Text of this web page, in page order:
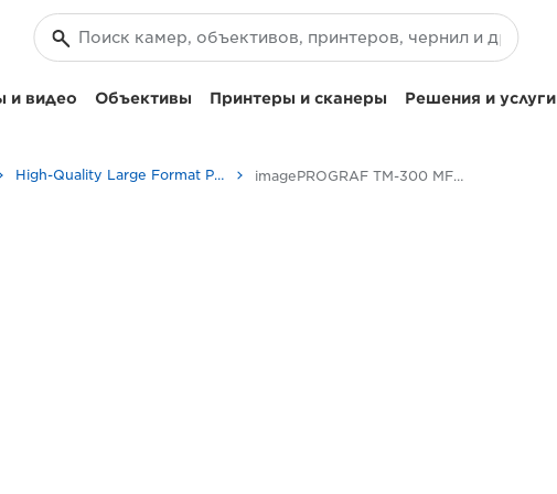
и видео Объективы Принтеры и сканеры Решения и услуги
High-Quality Large Format Printers for CAD/GIS and Stunning Graphics imagePROGRAF TM-300 MFP L36ei: новый уровень производительности